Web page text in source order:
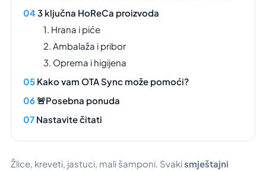
3 ključna HoReCa proizvoda
1. Hrana i piće
2. Ambalaža i pribor
3. Oprema i higijena
Kako vam OTA Sync može pomoći?
🚨Posebna ponuda
Nastavite čitati
Žlice, kreveti, jastuci, mali šamponi. Svakismještajni